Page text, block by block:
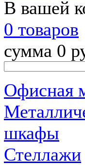
В вашей
0 товаров
сумма 0
Офисная
шкафы
Стеллажи